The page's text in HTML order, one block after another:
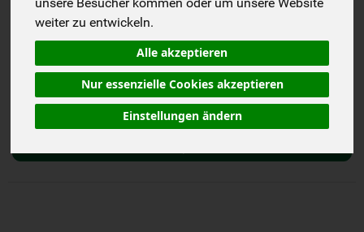
weiter zu entwickeln.
Alle akzeptieren
Nur essenzielle Cookies akzeptieren
Einstellungen ändern
inkl. 7% MwSt.